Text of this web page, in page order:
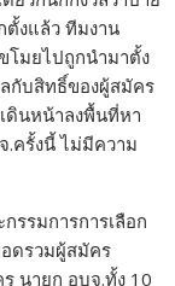
ตั้งแล้ว ทีมงาน
โมยไปถูกนำมาตั้ง
ลกับสิทธิ์ของผู้สมัคร
ดินหน้าลงพื้นที่หา
.ครั้งนี้ ไม่มีความ
รมการการเลือก
ดรวมผู้สมัคร
นายก อบจ.ทั้ง 10